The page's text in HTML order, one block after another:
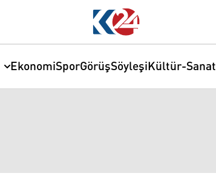
EkonomiSporGörüşSöyleşiKültür-Sanat